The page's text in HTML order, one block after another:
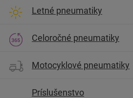
Letné pneumatiky
Celoročné pneumatiky
Motocyklové pneumatiky
Príslušenstvo